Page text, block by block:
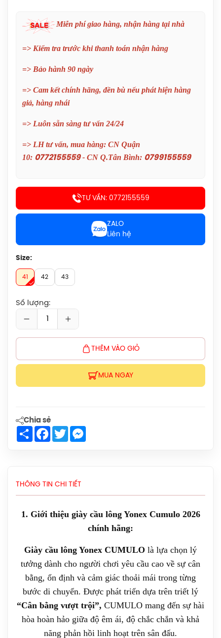
Miễn phí giao hàng, nhận hàng tại nhà
=> Kiểm tra trước khi thanh toán nhận hàng
=> Bảo hành 90 ngày
=> Cam kết chính hãng, đền bù nếu phát hiện hàng
giả, hàng nhái
=> Luôn sẵn sàng tư vấn 24/24
=> LH tư vấn, mua hàng: CN Quận
10: 0772155559- CN Q.Tân Bình: 0799155559
TƯ VẤN: 0772155559
ZALO
Liên hệ
Size:
41 42 43
Số lượng:
THÊM VÀO GIỎ
MUA NGAY
Chia sẻ
ShareFacebook
Twitter
THÔNG TIN CHI TIẾT
1. Giới thiệu giày cầu lông Yonex Cumulo 2026
chính hãng:
Giày cầu lông Yonex CUMULO là lựa chọn lý
tưởng dành cho người chơi yêu cầu cao về sự cân
bằng, ổn định và cảm giác thoải mái trong từng
bước di chuyển. Được phát triển dựa trên triết lý
“Cân bằng vượt trội”, CUMULO mang đến sự hài
hòa hoàn hảo giữa độ êm ái, độ chắc chắn và khả
năng phản hồi linh hoạt trên sân đấu.
(Black/Blue) Chính Hãng
1.690.000đ
Balo Cầu Lông Yonex Q014-324-2012
Chính Hãng
450.000đ
Balo Cầu Lông Yonex Q014 Chính
Hãng
Cước Cầu Lông Victor VBS 66 Chính
Vợt Cầu Lông Lining Turbo Charging
1.600.000đ
Giày Cầu Lông Yonex Cascade Accel
Giày Cầu Lông Yonex Cascade Accel
Gen 2 (White/Light Blue) New 2026
(1072A112.104) Chính Hãng
Giày Asics UPCOURT 6 Women
1.269.000đ
Giày Asics Gel-Rocket 12 Women
(1072119.500) Chính Hãng
1.599.000đ
Giày Cầu Lông Yonex Eclipsion Z
(Women) Chính Hãng